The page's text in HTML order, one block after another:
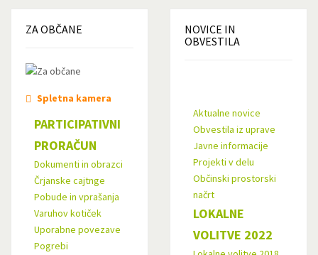
ZAOBČANE
Spletna kamera
PARTICIPATIVNI
PRORAČUN
Dokumenti in obrazci
Črjanske cajtnge
Pobude in vprašanja
Varuhov kotiček
Uporabne povezave
Pogrebi
NOVICE IN
OBVESTILA
Aktualne novice
Obvestila iz uprave
Javne informacije
Projekti v delu
Občinski prostorski
načrt
LOKALNE
VOLITVE 2022